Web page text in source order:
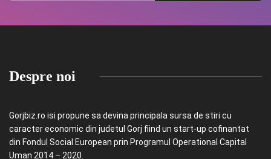
Despre noi
Gorjbiz.ro isi propune sa devina principala sursa de stiri cu
caracter economic din judetul Gorj fiind un start-up cofinantat
din Fondul Social European prin Programul Operational Capital
Uman 2014 – 2020.